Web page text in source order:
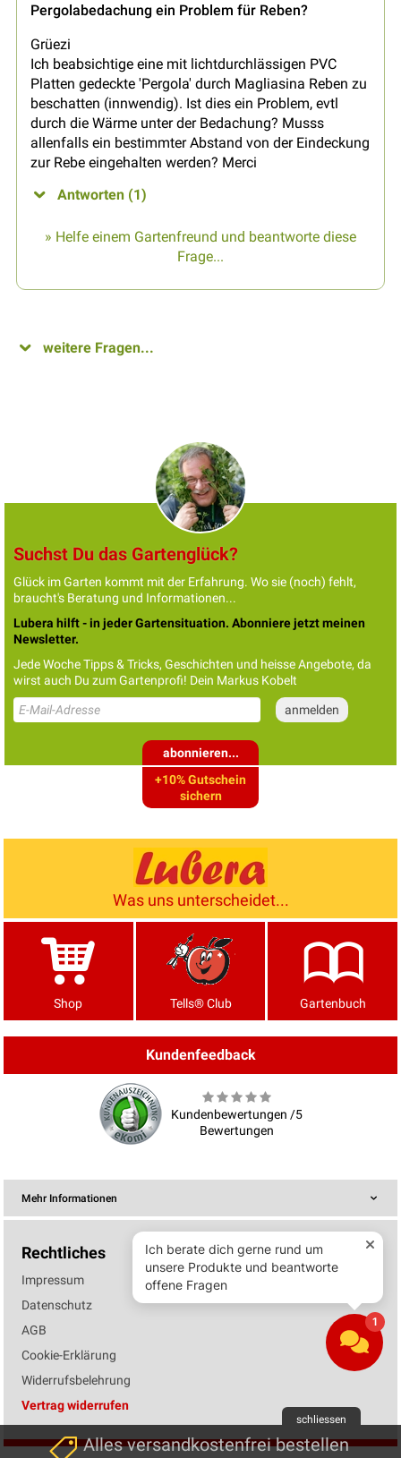
Pergolabedachung ein Problem für Reben?
Grüezi
Ich beabsichtige eine mit lichtdurchlässigen PVC
Platten gedeckte 'Pergola' durch Magliasina Reben zu
beschatten (innwendig). Ist dies ein Problem, evtl
durch die Wärme unter der Bedachung? Musss
allenfalls ein bestimmter Abstand von der Eindeckung
zur Rebe eingehalten werden? Merci
Antworten (1)
» Helfe einem Gartenfreund und beantworte diese
Frage...
weitere Fragen...
Suchst Du das Gartenglück?
Glück im Garten kommt mit der Erfahrung. Wo sie (noch) fehlt,
braucht's Beratung und Informationen...
Lubera hilft - in jeder Gartensituation. Abonniere jetzt meinen
Newsletter.
Jede Woche Tipps & Tricks, Geschichten und heisse Angebote, da
wirst auch Du zum Gartenprofi! Dein Markus Kobelt
abonnieren...
+10% Gutschein
sichern
Was uns unterscheidet...
Shop Tells® Club Gartenbuch
Kundenfeedback
Kundenbewertungen /5
Bewertungen
Mehr Informationen
Rechtliches
Impressum
Datenschutz
AGB
Cookie-Erklärung
Widerrufsbelehrung
Vertrag widerrufen
schliessen
Alles versandkostenfrei bestellen